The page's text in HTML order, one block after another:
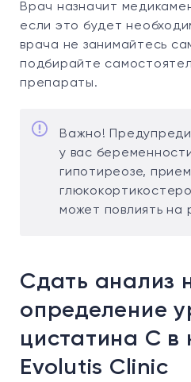
Врач назначит
если это будет
врача не занимайтесь
подбирайте
препараты.
Важно!
у вас
гипотиреозе,
может повлиять на
Сдать анализ
определение
цистатина С в
Evolutis Clinic